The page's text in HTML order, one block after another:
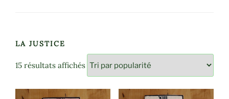
LA JUSTICE
15 résultats affichésTrié
par
popularité